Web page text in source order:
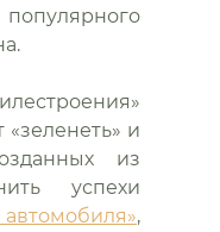
и
из
успехи
,